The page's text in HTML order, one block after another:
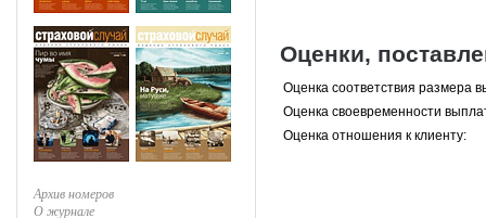
Архив номеров
О журнале
Оценки,
Оценка соответствия размера
Оценка своевременности
Оценка отношения к клиенту: